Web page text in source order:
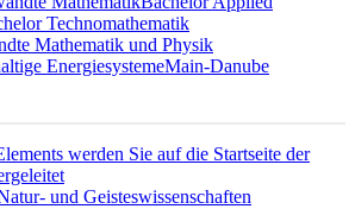
Technomathematik
Mathematik und Physik
EnergiesystemeMain-Danube
und Geisteswissenschaften